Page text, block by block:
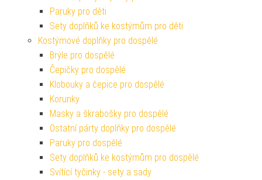
Paruky pro děti
Sety doplňků ke kostýmům pro děti
Kostýmové doplňky pro dospělé
Brýle pro dospělé
Čepičky pro dospělé
Klobouky a čepice pro dospělé
Korunky
Masky a škrabošky pro dospělé
Ostatní párty doplňky pro dospělé
Paruky pro dospělé
Sety doplňků ke kostýmům pro dospělé
Svítící tyčinky - sety a sady